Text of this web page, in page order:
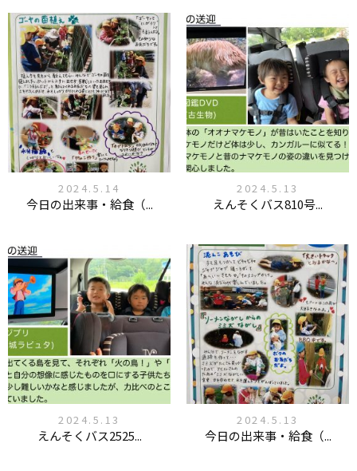
2024.5.14
今日の出来事・給食（...
2024.5.13
えんそくバス810号...
2024.5.13
えんそくバス2525...
2024.5.13
今日の出来事・給食（...